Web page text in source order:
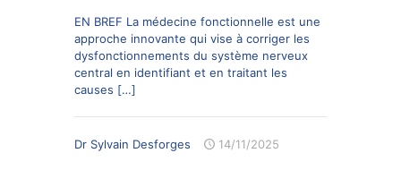
EN BREF La médecine fonctionnelle est une
approche innovante qui vise à corriger les
dysfonctionnements du système nerveux
central en identifiant et en traitant les
causes […]
Dr Sylvain Desforges 14/11/2025